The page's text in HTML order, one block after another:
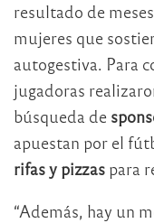
resultado de
mujeres que
autogestiva. Para
jugadoras
búsqueda de
apuestan por el
rifas y pizzas para
“Además, hay un